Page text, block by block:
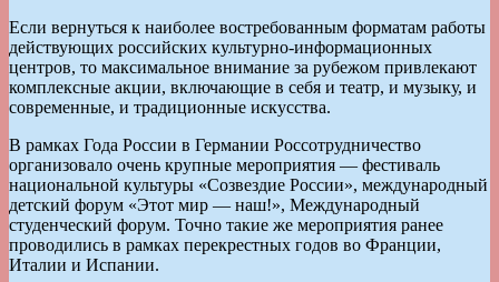
Если вернуться к наиболее востребованным форматам работы
действующих российских культурно-информационных
центров, то максимальное внимание за рубежом привлекают
комплексные акции, включающие в себя и театр, и музыку, и
современные, и традиционные искусства.
В рамках Года России в Германии Россотрудничество
организовало очень крупные мероприятия — фестиваль
национальной культуры «Созвездие России», международный
детский форум «Этот мир — наш!», Международный
студенческий форум. Точно такие же мероприятия ранее
проводились в рамках перекрестных годов во Франции,
Италии и Испании.